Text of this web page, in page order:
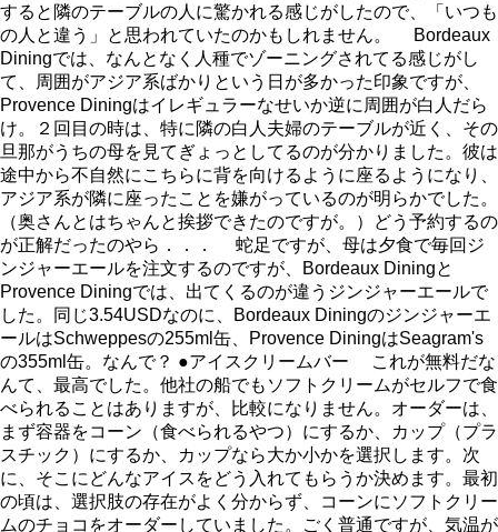
すると隣のテーブルの人に驚かれる感じがしたので、「いつも
の人と違う」と思われていたのかもしれません。 Bordeaux
Diningでは、なんとなく人種でゾーニングされてる感じがし
て、周囲がアジア系ばかりという日が多かった印象ですが、
Provence Diningはイレギュラーなせいか逆に周囲が白人だら
け。２回目の時は、特に隣の白人夫婦のテーブルが近く、その
旦那がうちの母を見てぎょっとしてるのが分かりました。彼は
途中から不自然にこちらに背を向けるように座るようになり、
アジア系が隣に座ったことを嫌がっているのが明らかでした。
（奥さんとはちゃんと挨拶できたのですが。）どう予約するの
が正解だったのやら．．． 蛇足ですが、母は夕食で毎回ジ
ンジャーエールを注文するのですが、Bordeaux Diningと
Provence Diningでは、出てくるのが違うジンジャーエールで
した。同じ3.54USDなのに、Bordeaux Diningのジンジャーエ
ールはSchweppesの255ml缶、Provence DiningはSeagram's
の355ml缶。なんで？ ●アイスクリームバー これが無料だな
んて、最高でした。他社の船でもソフトクリームがセルフで食
べられることはありますが、比較になりません。オーダーは、
まず容器をコーン（食べられるやつ）にするか、カップ（プラ
スチック）にするか、カップなら大か小かを選択します。次
に、そこにどんなアイスをどう入れてもらうか決めます。最初
の頃は、選択肢の存在がよく分からず、コーンにソフトクリー
ムのチョコをオーダーしていました。ごく普通ですが、気温が